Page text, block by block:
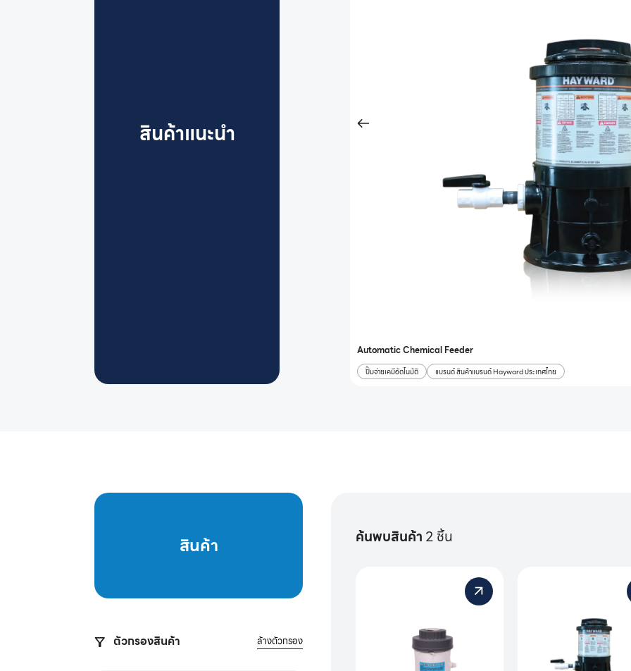
สินค้าแนะนำ
Automatic Chemical Feeder
ปั๊มจ่ายเคมีอัตโนมัติ แบรนด์ สินค้าแบรนด์ Hayward ประเทศไทย
สินค้า
ตัวกรองสินค้า ล้างตัวกรอง
ค้นพบสินค้า2 ชิ้น